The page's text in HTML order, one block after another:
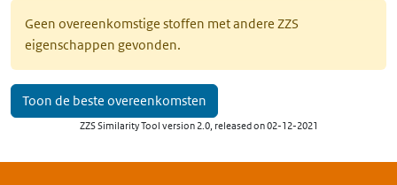
Geen overeenkomstige stoffen met andere ZZS
eigenschappen gevonden.
Toon de beste overeenkomsten
ZZS Similarity Tool version 2.0, released on 02-12-2021